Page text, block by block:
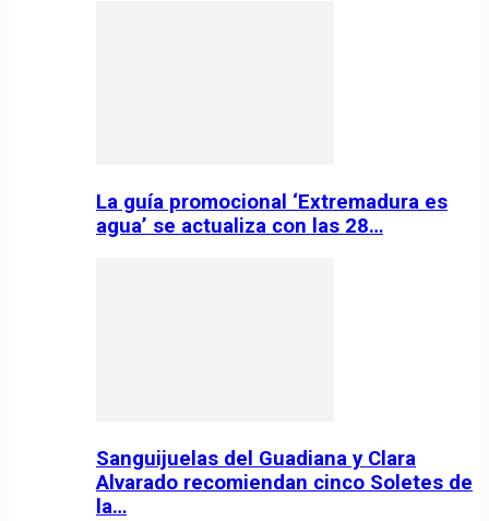
La guía promocional ‘Extremadura es
agua’ se actualiza con las 28…
Sanguijuelas del Guadiana y Clara
Alvarado recomiendan cinco Soletes de
la…